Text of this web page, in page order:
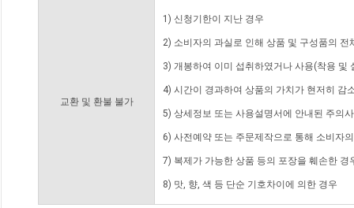
교환 및 환불 불가
1) 신청기한이 지난 경우
2) 소비자의 과실로 인해 상품 및 구성품의
3) 개봉하여 이미 섭취하였거나 사용(착용 및
4) 시간이 경과하여 상품의 가치가 현저히 감
5) 상세정보 또는 사용설명서에 안내된 주의
6) 사전예약 또는 주문제작으로 통해 소비자
7) 복제가 가능한 상품 등의 포장을 훼손한 경
8) 맛, 향, 색 등 단순 기호차이에 의한 경우